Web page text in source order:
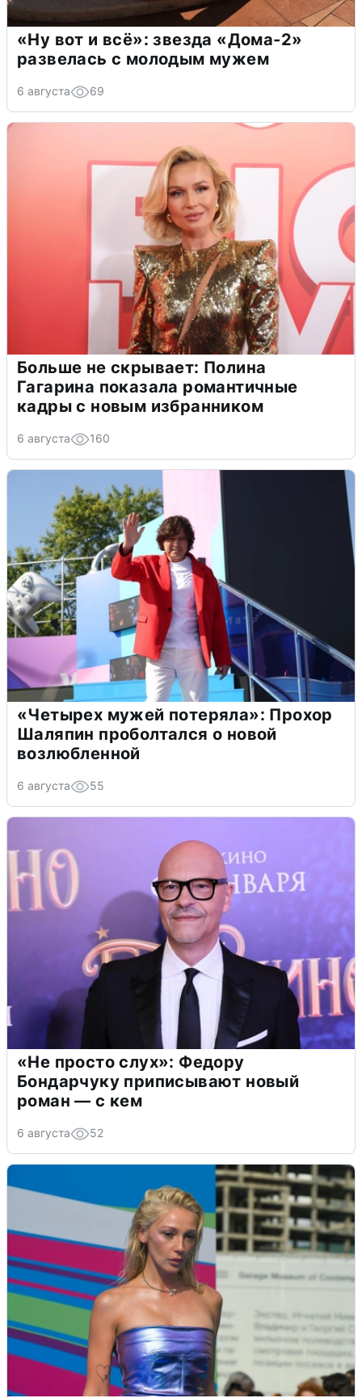
«Ну вот и всё»: звезда «Дома-2»
развелась с молодым мужем
6 августа 69
Больше не скрывает: Полина
Гагарина показала романтичные
кадры с новым избранником
6 августа 160
«Четырех мужей потеряла»: Прохор
Шаляпин проболтался о новой
возлюбленной
6 августа 55
«Не просто слух»: Федору
Бондарчуку приписывают новый
роман — с кем
6 августа 52